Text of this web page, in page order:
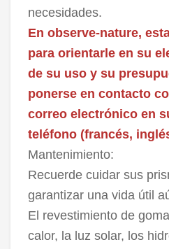
necesidades.
En observe-nature,
para orientarle en su
de su uso y su
ponerse en contacto
correo electrónico en
teléfono (francés,
Mantenimiento:
Recuerde cuidar sus
garantizar una vida útil
El revestimiento de
calor, la luz solar, los